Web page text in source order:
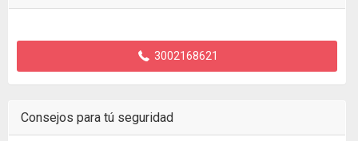
3002168621
Consejos para tú seguridad